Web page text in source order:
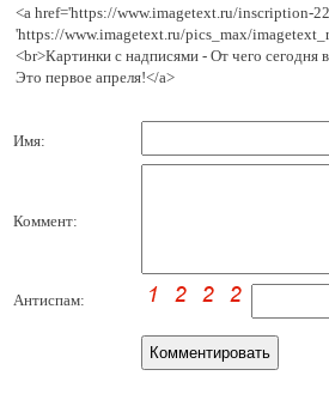
<a href='https://www.imagetext.ru/inscription-
'https://www.imagetext.ru/pics_max/
<br>Картинки с надписями - От чего сегодня
Это первое апреля!</a>
Имя:
Коммент:
Антиспам: